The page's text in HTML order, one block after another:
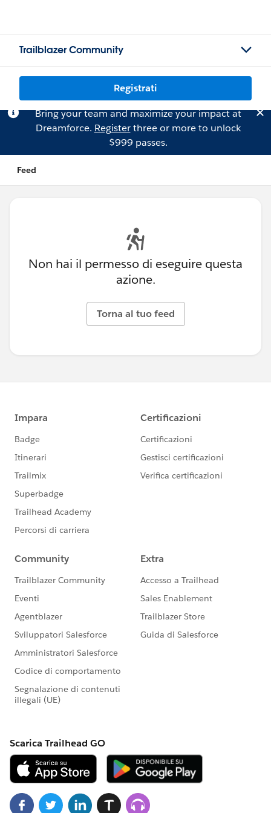
Trailblazer Community
Registrati
Bring your team and maximize your impact at
Dreamforce. Registerthree or more to unlock
$999 passes.
Feed
Non hai il permesso di eseguire questa
azione.
Torna al tuo feed